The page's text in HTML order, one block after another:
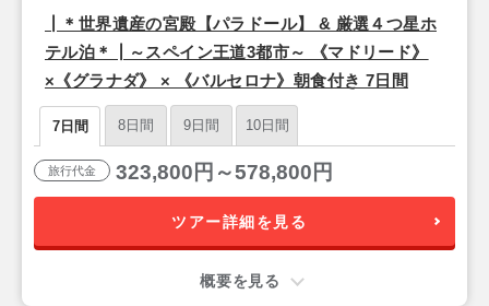
┃＊世界遺産の宮殿【パラドール】 & 厳選４つ星ホ
テル泊＊┃～スペイン王道3都市～ 《マドリード》
×《グラナダ》 × 《バルセロナ》朝食付き 7日間
7日間 8日間 9日間 10日間
旅行代金 323,800円～578,800円
ツアー詳細を見る
概要を見る